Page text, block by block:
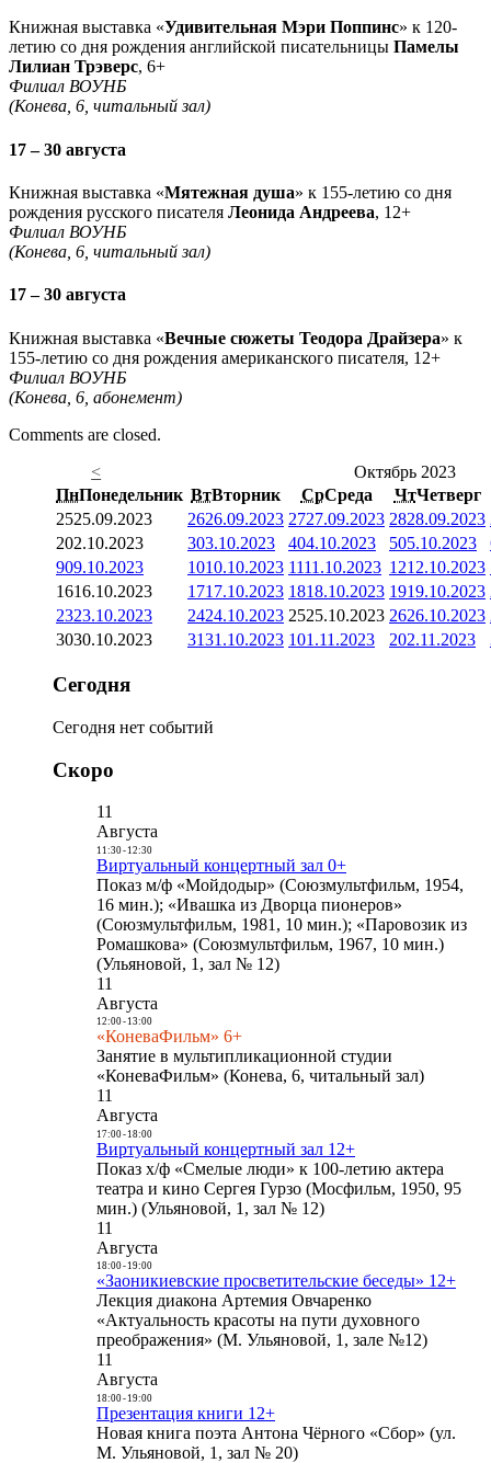
Книжная выставка «Удивительная Мэри Поппинс» к 120-
летию со дня рождения английской писательницы Памелы
Лилиан Трэверс, 6+
Филиал ВОУНБ
(Конева, 6, читальный зал)
17 – 30 августа
Книжная выставка «Мятежная душа» к 155-летию со дня
рождения русского писателя Леонида Андреева, 12+
Филиал ВОУНБ
(Конева, 6, читальный зал)
17 – 30 августа
Книжная выставка «Вечные сюжеты Теодора Драйзера» к
155-летию со дня рождения американского писателя, 12+
Филиал ВОУНБ
(Конева, 6, абонемент)
Comments are closed.
<
Октябрь 2023
ПнПонедельник ВтВторник СрСреда ЧтЧетверг
2525.09.2023 2626.09.2023 2727.09.2023 2828.09.2023
202.10.2023 303.10.2023 404.10.2023 505.10.2023
909.10.2023 1010.10.2023 1111.10.2023 1212.10.2023
1616.10.2023 1717.10.2023 1818.10.2023 1919.10.2023
2323.10.2023 2424.10.2023 2525.10.2023 2626.10.2023
3030.10.2023 3131.10.2023 101.11.2023 202.11.2023
Сегодня
Сегодня нет событий
Скоро
11
Августа
11:30- 12:30
Виртуальный концертный зал 0+
Показ м/ф «Мойдодыр» (Союзмультфильм, 1954,
16 мин.); «Ивашка из Дворца пионеров»
(Союзмультфильм, 1981, 10 мин.); «Паровозик из
Ромашкова» (Союзмультфильм, 1967, 10 мин.)
(Ульяновой, 1, зал № 12)
11
Августа
12:00- 13:00
«КоневаФильм» 6+
Занятие в мультипликационной студии
«КоневаФильм» (Конева, 6, читальный зал)
11
Августа
17:00- 18:00
Виртуальный концертный зал 12+
Показ х/ф «Смелые люди» к 100-летию актера
театра и кино Сергея Гурзо (Мосфильм, 1950, 95
мин.) (Ульяновой, 1, зал № 12)
11
Августа
18:00- 19:00
«Заоникиевские просветительские беседы» 12+
Лекция диакона Артемия Овчаренко
«Актуальность красоты на пути духовного
преображения» (М. Ульяновой, 1, зале №12)
11
Августа
18:00- 19:00
Презентация книги 12+
Новая книга поэта Антона Чёрного «Сбор» (ул.
М. Ульяновой, 1, зал № 20)